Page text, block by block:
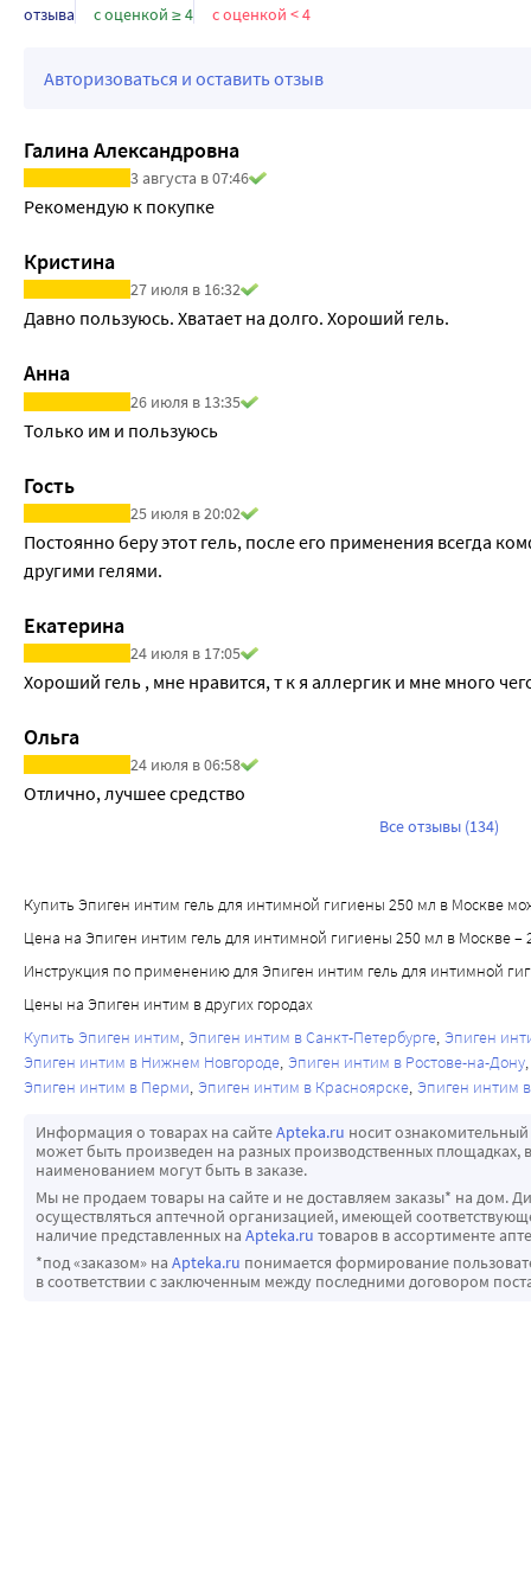
иммунитета беременной женщины.
отзыва с оценкой ≥ 4 с оценкой < 4
Авторизоваться и оставить отзыв
Галина Александровна
3 августа в 07:46
Рекомендую к покупке
Кристина
27 июля в 16:32
Давно пользуюсь. Хватает на долго. Хороший гель.
Анна
26 июля в 13:35
Только им и пользуюсь
Гость
25 июля в 20:02
Постоянно беру этот гель, после его применения всегда
другими гелями.
Екатерина
24 июля в 17:05
Хороший гель , мне нравится, т к я аллергик и мне много
Ольга
24 июля в 06:58
Отлично, лучшее средство
Все отзывы (134)
Купить Эпиген интим гель для интимной гигиены 250 мл в Москве
Цена на Эпиген интим гель для интимной гигиены 250 мл в Москве –
Инструкция по применению для Эпиген интим гель для интимной
Цены на Эпиген интим в других городах
Купить Эпиген интим Эпиген интим в Санкт-Петербурге Эпиген
Эпиген интим в Нижнем Новгороде Эпиген интим в Ростове-на-Дону
Эпиген интим в Перми Эпиген интим в Красноярске Эпиген интим
Информация о товарах на сайтеApteka.ru носит
может быть произведен на разных производственных
наименованием могут быть в заказе.
Мы не продаем товары на сайте и не доставляем заказы* на дом.
осуществляться аптечной организацией, имеющей
наличие представленных на Apteka.ru товаров в ассортименте
*под «заказом» на Apteka.ru понимается формирование
в соответствии с заключенным между последними договором